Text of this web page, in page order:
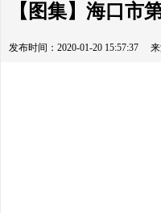
【图集】海口市
发布时间：2020-01-20 15:57:37